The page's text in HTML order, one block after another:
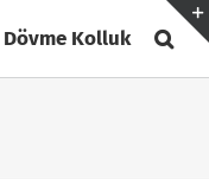
Kolluk